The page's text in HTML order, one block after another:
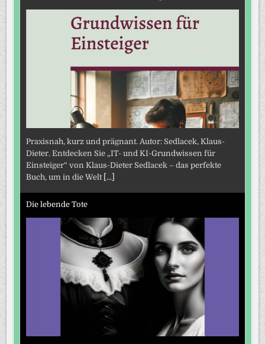
Praxisnah, kurz und prägnant. Autor: Sedlacek, Klaus-
Dieter. Entdecken Sie „IT- und KI-Grundwissen für
Einsteiger“ von Klaus-Dieter Sedlacek – das perfekte
Buch, um in die Welt [...]
Die lebende Tote